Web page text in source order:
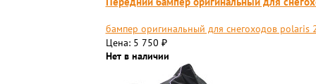
бампер оригинальный для снегоходов polaris
Цена: 5 750 ₽
Нет в наличии